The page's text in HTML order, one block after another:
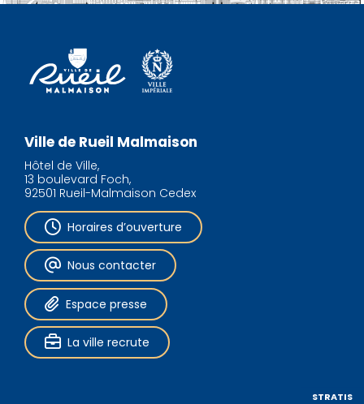
Ville de Rueil Malmaison
Hôtel de Ville,
13 boulevard Foch,
92501 Rueil-Malmaison Cedex
Horaires d’ouverture
Nous contacter
Espace presse
La ville recrute
STRATIS